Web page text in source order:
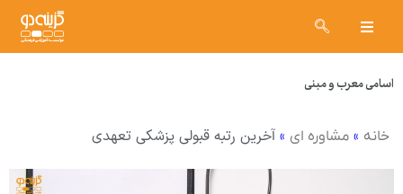
اسامی معرب و مبنی
خانه » مشاوره ای » آخرین رتبه قبولی پزشکی تعهدی